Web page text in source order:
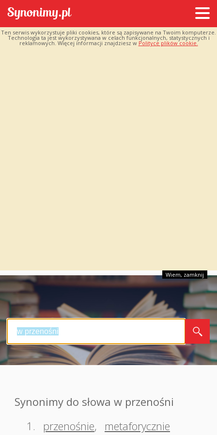
Ten serwis wykorzystuje pliki cookies, które są zapisywane na Twoim komputerze.
Technologia ta jest wykorzystywana w celach funkcjonalnych, statystycznych i
reklamowych. Więcej informacji znajdziesz w Polityce plików cookie.
Wiem, zamknij
Synonimy do słowa w przenośni
1.
przenośnie, metaforycznie